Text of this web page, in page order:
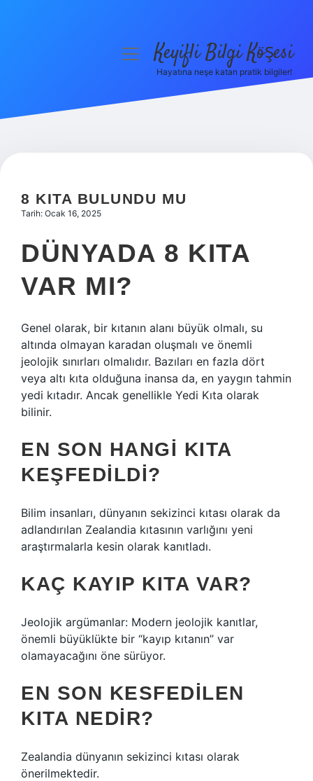
Hakkımızda
menüyüKeyifli Bilgi Köşesi
Hayatına neşe katan pratik bilgiler!
8 KITA BULUNDU MU
Tarih: Ocak 16, 2025
DÜNYADA 8 KITA
VAR MI?
Genel olarak, bir kıtanın alanı büyük olmalı, su
altında olmayan karadan oluşmalı ve önemli
jeolojik sınırları olmalıdır. Bazıları en fazla dört
veya altı kıta olduğuna inansa da, en yaygın tahmin
yedi kıtadır. Ancak genellikle Yedi Kıta olarak
bilinir.
EN SON HANGI KITA
KEŞFEDILDI?
Bilim insanları, dünyanın sekizinci kıtası olarak da
adlandırılan Zealandia kıtasının varlığını yeni
araştırmalarla kesin olarak kanıtladı.
KAÇ KAYIP KITA VAR?
Jeolojik argümanlar: Modern jeolojik kanıtlar,
önemli büyüklükte bir “kayıp kıtanın” var
olamayacağını öne sürüyor.
EN SON KESFEDILEN
KITA NEDIR?
Zealandia dünyanın sekizinci kıtası olarak
önerilmektedir.